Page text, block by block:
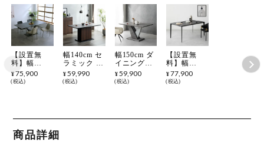
【設置無
料】幅
160cm 幅
200cm 伸長
板 テーブル
エクステン
ション 4人
¥ 75,900
税込
幅140cm セ
ラミック ダ
イニングテ
ーブル 石目
ル 長方形 4
¥59,990
税込
幅150cm ダ
イニングテ
ーブル 石目
調 コンクリ
4人 食卓テ
¥ 59,900
税込
【設置無
料】幅
150cm セラ
ミック ダイ
熱 コンセン
¥ 77,900
税込
商品詳細